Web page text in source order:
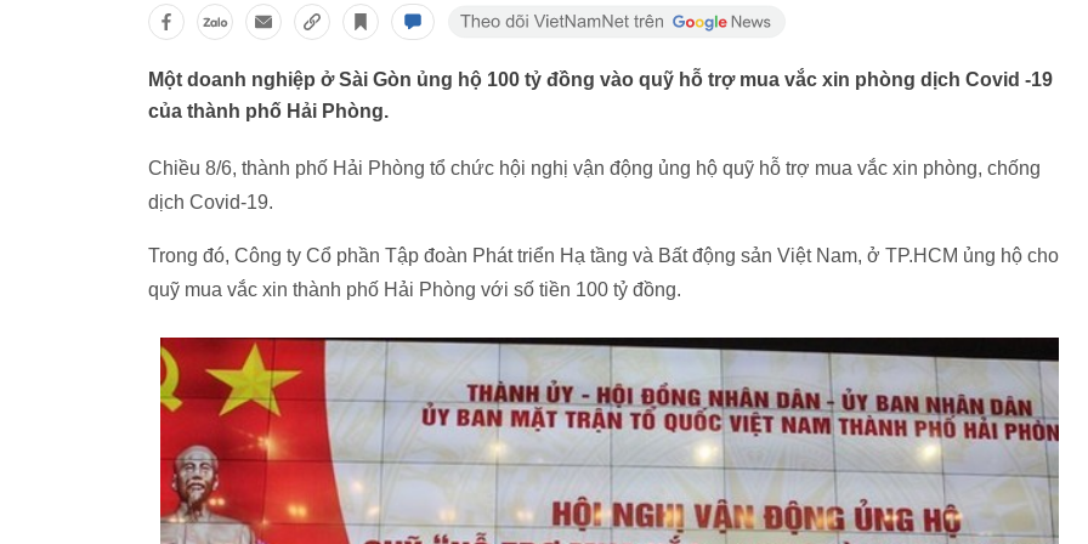
Một doanh nghiệp ở Sài Gòn ủng hộ 100 tỷ đồng vào quỹ hỗ trợ mua vắc xin phòng dịch Covid -19
của thành phố Hải Phòng.
Chiều 8/6, thành phố Hải Phòng tổ chức hội nghị vận động ủng hộ quỹ hỗ trợ mua vắc xin phòng, chống
dịch Covid-19.
Trong đó, Công ty Cổ phần Tập đoàn Phát triển Hạ tầng và Bất động sản Việt Nam, ở TP.HCM ủng hộ cho
quỹ mua vắc xin thành phố Hải Phòng với số tiền 100 tỷ đồng.